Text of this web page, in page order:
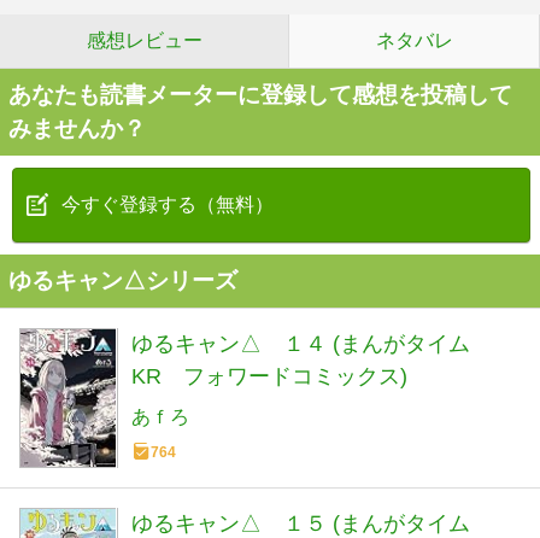
感想レビュー ネタバレ
あなたも読書メーターに登録して感想を投稿して
みませんか？
今すぐ登録する（無料）
ゆるキャン△シリーズ
ゆるキャン△ １４ (まんがタイム
KR フォワードコミックス)
あｆろ
764
ゆるキャン△ １５ (まんがタイム